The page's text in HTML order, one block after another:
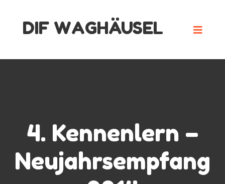
DIF WAGHÄUSEL
4. Kennenlern –
Neujahrsempfang